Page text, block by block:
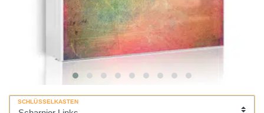
SCHLÜSSELKASTEN